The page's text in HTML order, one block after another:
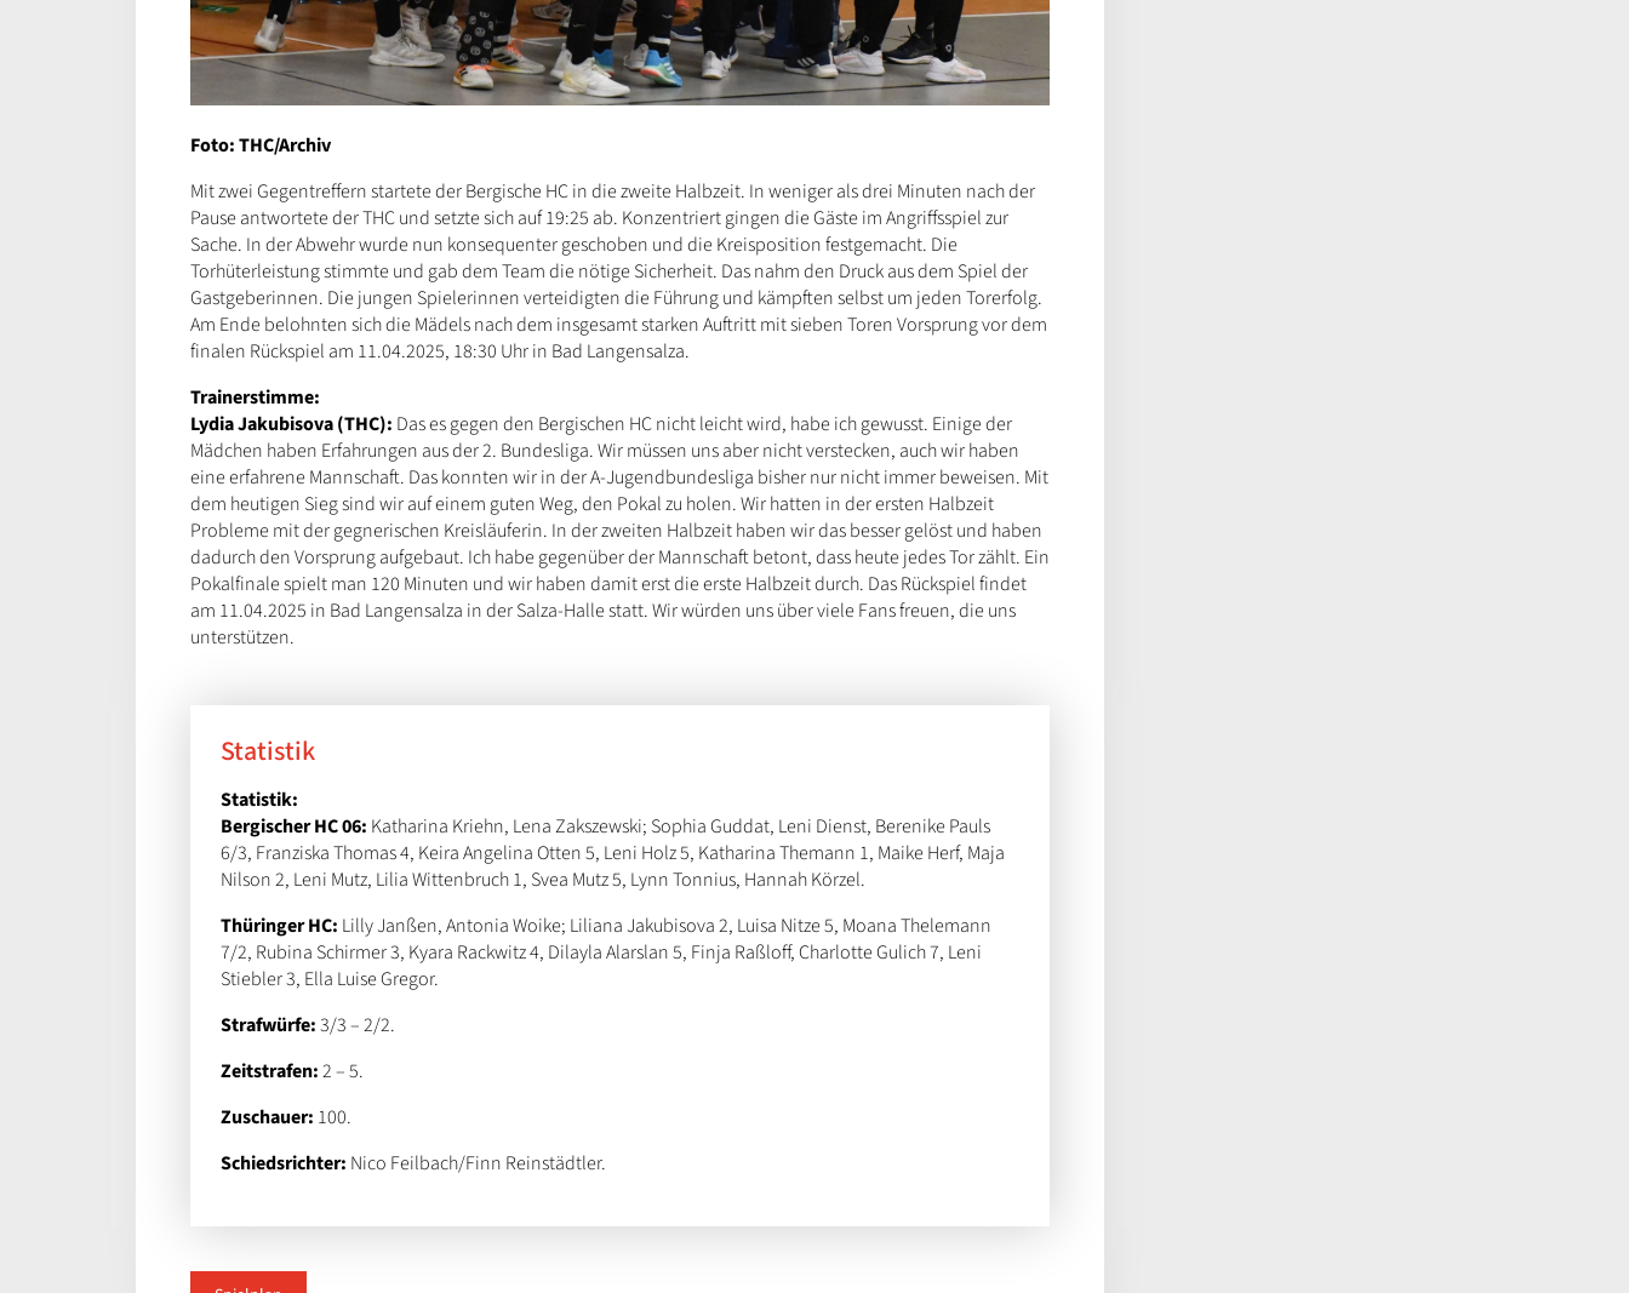
Foto: THC/Archiv
Mit zwei Gegentreffern startete der Bergische HC in die zweite Halbzeit. In weniger als drei Minuten nach der
Pause antwortete der THC und setzte sich auf 19:25 ab. Konzentriert gingen die Gäste im Angriffsspiel zur
Sache. In der Abwehr wurde nun konsequenter geschoben und die Kreisposition festgemacht. Die
Torhüterleistung stimmte und gab dem Team die nötige Sicherheit. Das nahm den Druck aus dem Spiel der
Gastgeberinnen. Die jungen Spielerinnen verteidigten die Führung und kämpften selbst um jeden Torerfolg.
Am Ende belohnten sich die Mädels nach dem insgesamt starken Auftritt mit sieben Toren Vorsprung vor dem
finalen Rückspiel am 11.04.2025, 18:30 Uhr in Bad Langensalza.
Trainerstimme:
Lydia Jakubisova (THC): Das es gegen den Bergischen HC nicht leicht wird, habe ich gewusst. Einige der
Mädchen haben Erfahrungen aus der 2. Bundesliga. Wir müssen uns aber nicht verstecken, auch wir haben
eine erfahrene Mannschaft. Das konnten wir in der A-Jugendbundesliga bisher nur nicht immer beweisen. Mit
dem heutigen Sieg sind wir auf einem guten Weg, den Pokal zu holen. Wir hatten in der ersten Halbzeit
Probleme mit der gegnerischen Kreisläuferin. In der zweiten Halbzeit haben wir das besser gelöst und haben
dadurch den Vorsprung aufgebaut. Ich habe gegenüber der Mannschaft betont, dass heute jedes Tor zählt. Ein
Pokalfinale spielt man 120 Minuten und wir haben damit erst die erste Halbzeit durch. Das Rückspiel findet
am 11.04.2025 in Bad Langensalza in der Salza-Halle statt. Wir würden uns über viele Fans freuen, die uns
unterstützen.
Statistik
Statistik:
Bergischer HC 06: Katharina Kriehn, Lena Zakszewski; Sophia Guddat, Leni Dienst, Berenike Pauls
6/3, Franziska Thomas 4, Keira Angelina Otten 5, Leni Holz 5, Katharina Themann 1, Maike Herf, Maja
Nilson 2, Leni Mutz, Lilia Wittenbruch 1, Svea Mutz 5, Lynn Tonnius, Hannah Körzel.
Thüringer HC: Lilly Janßen, Antonia Woike; Liliana Jakubisova 2, Luisa Nitze 5, Moana Thelemann
7/2, Rubina Schirmer 3, Kyara Rackwitz 4, Dilayla Alarslan 5, Finja Raßloff, Charlotte Gulich 7, Leni
Stiebler 3, Ella Luise Gregor.
Strafwürfe:3/3 – 2/2.
Zeitstrafen:2 – 5.
Zuschauer: 100.
Schiedsrichter: Nico Feilbach/Finn Reinstädtler.